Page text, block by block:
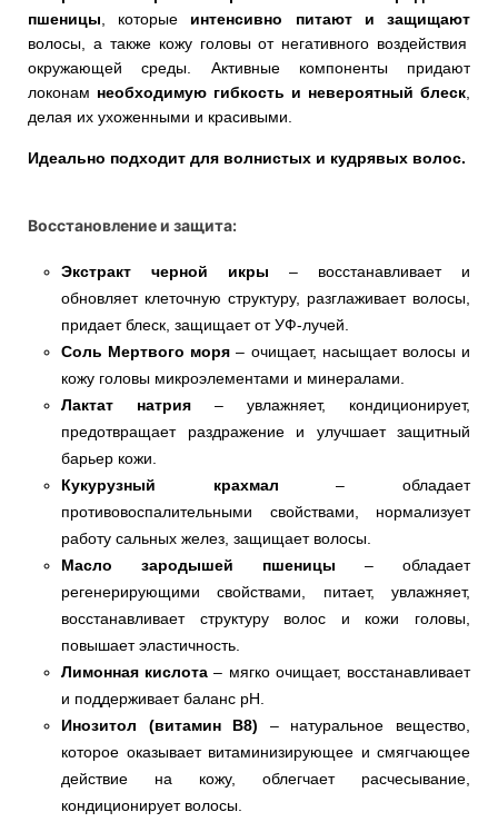
пшеницы , которые интенсивно питают и защищают
волосы, а также кожу головы от негативного воздействия
окружающей среды. Активные компоненты придают
локонам необходимую гибкость и невероятный блеск
делая их ухоженными и красивыми.
Идеально подходит для волнистых и кудрявых волос.
Восстановление и защита:
Экстракт черной икры – восстанавливает и
обновляет клеточную структуру, разглаживает волосы,
придает блеск, защищает от УФ-лучей.
Соль Мертвого моря – очищает, насыщает волосы и
кожу головы микроэлементами и минералами.
Лактат натрия – увлажняет, кондиционирует,
предотвращает раздражение и улучшает защитный
барьер кожи.
Кукурузный крахмал – обладает
противовоспалительными свойствами, нормализует
работу сальных желез, защищает волосы.
Масло зародышей пшеницы – обладает
регенерирующими свойствами, питает, увлажняет,
восстанавливает структуру волос и кожи головы,
повышает эластичность.
Лимонная кислота – мягко очищает, восстанавливает
и поддерживает баланс pH.
Инозитол (витамин В8) – натуральное вещество,
которое оказывает витаминизирующее и смягчающее
действие на кожу, облегчает расчесывание,
кондиционирует волосы.